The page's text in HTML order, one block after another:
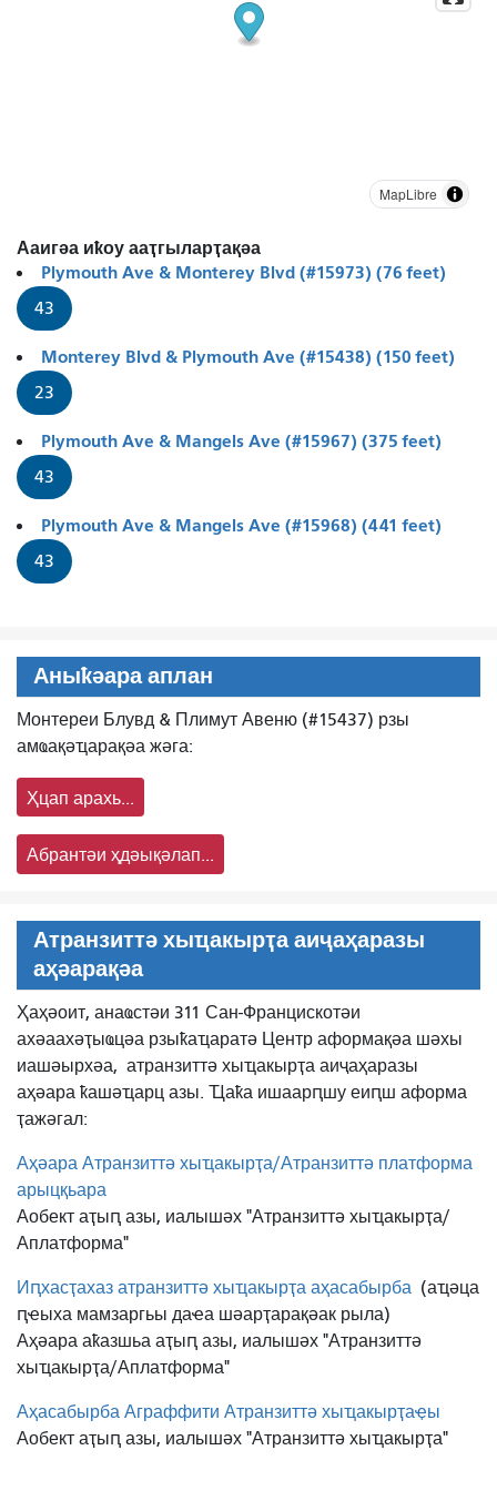
MapLibre
Ааигәа иҟоу ааҭгыларҭақәа
Plymouth Ave & Monterey Blvd (#15973) (76 feet)
43
Monterey Blvd & Plymouth Ave (#15438) (150 feet)
23
Plymouth Ave & Mangels Ave (#15967) (375 feet)
43
Plymouth Ave & Mangels Ave (#15968) (441 feet)
43
Аныҟәара аплан
Монтереи Блувд & Плимут Авеню (#15437) рзы
амҩақәҵарақәа жәга:
Ҳцап арахь...
Абрантәи ҳдәықәлап...
Атранзиттә хыҵакырҭа аиҷаҳаразы
аҳәарақәа
Ҳаҳәоит, анаҩстәи 311 Сан-Францискотәи
ахәаахәҭыҩцәа рзыҟаҵаратә Центр аформақәа шәхы
иашәырхәа, атранзиттә хыҵакырҭа аиҷаҳаразы
аҳәара ҟашәҵарц азы. Ҵаҟа ишаарԥшу еиԥш аформа
ҭажәгал:
Аҳәара Атранзиттә хыҵакырҭа/Атранзиттә платформа
арыцқьара
Аобект аҭыԥ азы, иалышәх "Атранзиттә хыҵакырҭа/
Аплатформа"
Иԥхасҭахаз атранзиттә хыҵакырҭа аҳасабырба (аҵәца
ԥҽыха мамзаргьы даҽа шәарҭарақәак рыла)
Аҳәара аҟазшьа аҭыԥ азы, иалышәх "Атранзиттә
хыҵакырҭа/Аплатформа"
Аҳасабырба Аграффити Атранзиттә хыҵакырҭаҿы
Аобект аҭыԥ азы, иалышәх "Атранзиттә хыҵакырҭа"